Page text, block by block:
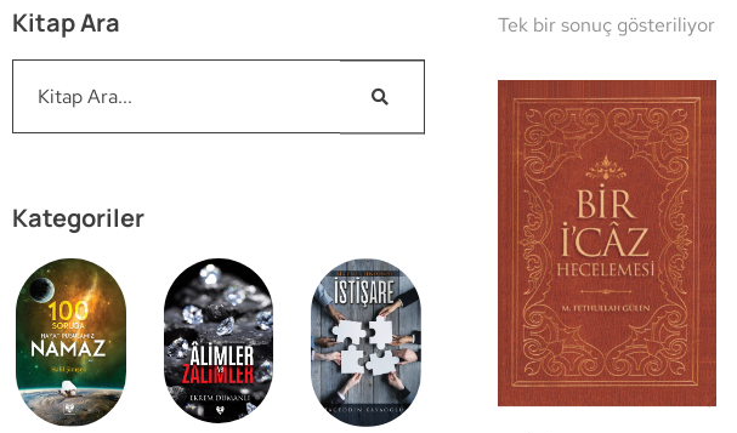
Kitap Ara
Kategoriler
Tek bir sonuç gösteriliyor